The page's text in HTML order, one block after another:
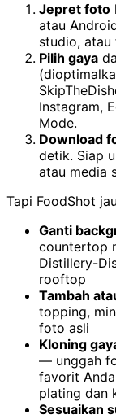
Jepret foto
atau
studio,
Pilih gaya
Instagram,
Mode.
Download
detik. Siap
atau media
Tapi FoodShot
Ganti
countertop
Distillery-
rooftop
Tambah
topping,
foto asli
Kloning
— unggah
favorit
plating dan
Sesuaikan